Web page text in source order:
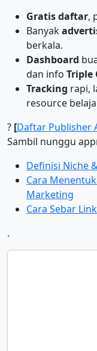
Gratis daftar,
Banyak
berkala.
Dashboard
dan info Triple
Tracking rapi,
resource
? [Daftar Publisher
Sambil nunggu
Definisi Niche
Cara
Marketing
Cara Sebar
.